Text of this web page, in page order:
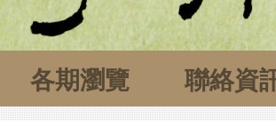
各期瀏覽 聯絡資